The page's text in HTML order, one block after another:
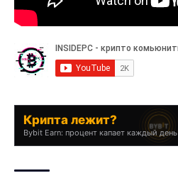
Крипта лежит?
Bybit Earn: процент капает каждый день